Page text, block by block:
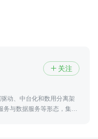
 关注
动、中台化和数用分离架
与数据服务等形态，集工